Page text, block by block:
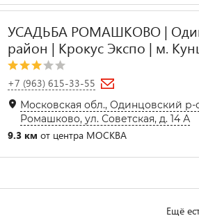
УСАДЬБА РОМАШКОВО |
район | Крокус Экспо | м.
+7 (963) 615-33-55
Московская обл., Одинцовский р-
Ромашково, ул. Советская, д. 14 А
9.3 км от центра МОСКВА
Ещё